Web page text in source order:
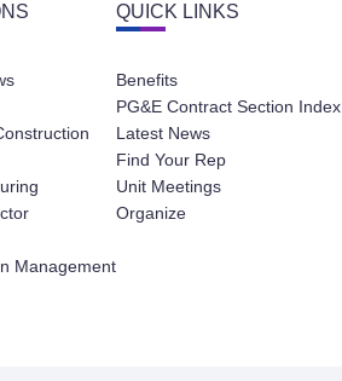
Management
QUICK LINKS
Benefits
PG&E Contract Section Index
Latest News
Find Your Rep
Unit Meetings
Organize